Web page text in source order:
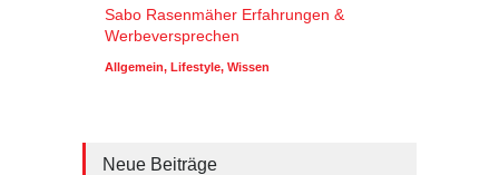
Sabo Rasenmäher Erfahrungen &
Werbeversprechen
Allgemein, Lifestyle, Wissen
Neue Beiträge